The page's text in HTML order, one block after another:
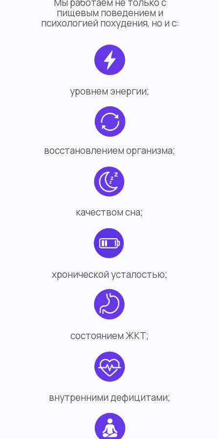
пищевым поведением и
психологией похудения, но и с:
уровнем энергии;
восстановлением организма;
качеством сна;
хронической усталостью;
состоянием ЖКТ;
внутренними дефицитами;